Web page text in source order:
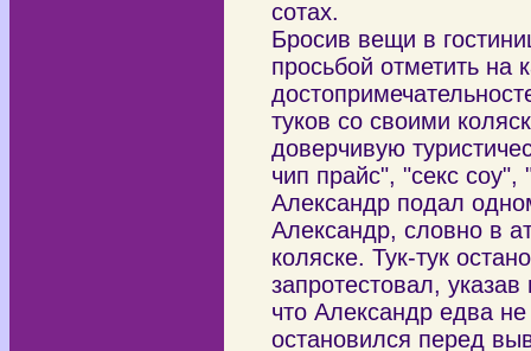
сотах.
Бросив вещи в
просьбой отметить
туков со своими
доверчивую
чип прайс", "секс
Александр подал
Александр, словно в
коляске. Тук-тук
запротестовал,
что Александр едва
остановился перед